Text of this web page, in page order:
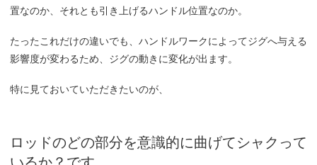
置なのか、それとも引き上げるハンドル位置なのか。
たったこれだけの違いでも、ハンドルワークによってジグへ与える
影響度が変わるため、ジグの動きに変化が出ます。
特に見ておいていただきたいのが、
ロッドのどの部分を意識的に曲げてシャクって